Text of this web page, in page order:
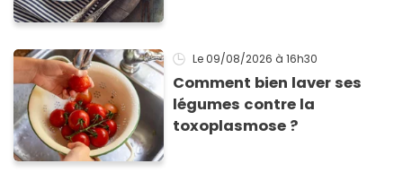
Le 09/08/2026 à 16h30
Comment bien laver ses
légumes contre la
toxoplasmose ?